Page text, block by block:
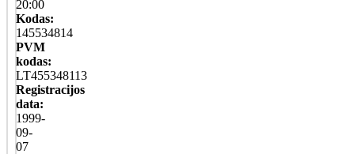
20:00
Kodas:
145534814
PVM
kodas:
LT455348113
Registracijos
data:
1999-
09-
07